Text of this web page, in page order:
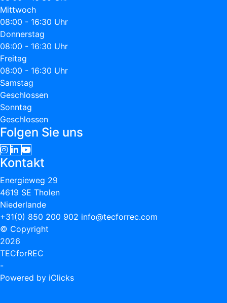
Mittwoch
08:00 - 16:30 Uhr
Donnerstag
08:00 - 16:30 Uhr
Freitag
08:00 - 16:30 Uhr
Samstag
Geschlossen
Sonntag
Geschlossen
Folgen Sie uns
Kontakt
Energieweg 29
4619 SE Tholen
Niederlande
+31(0) 850 200 902 info@tecforrec.com
© Copyright
2026
TECforREC
-
Powered by iClicks